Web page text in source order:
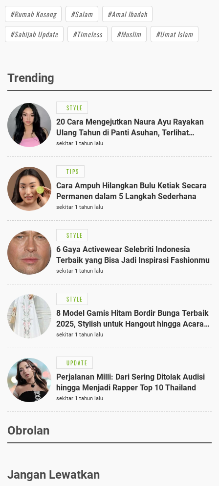
#Rumah Kosong #Salam
#Amal Ibadah
#Sahijab Update
#Timeless #Muslim #Umat Islam
Trending
STYLE
20 Cara Mengejutkan Naura Ayu Rayakan
Ulang Tahun di Panti Asuhan, Terlihat
Anggun dengan Kaftan Cokelat
sekitar 1 tahun lalu
TIPS
Cara Ampuh Hilangkan Bulu Ketiak Secara
Permanen dalam 5 Langkah Sederhana
sekitar 1 tahun lalu
STYLE
6 Gaya Activewear Selebriti Indonesia
Terbaik yang Bisa Jadi Inspirasi Fashionmu
sekitar 1 tahun lalu
STYLE
8 Model Gamis Hitam Bordir Bunga Terbaik
2025, Stylish untuk Hangout hingga Acara
Semi-Formal
sekitar 1 tahun lalu
UPDATE
Perjalanan Milli: Dari Sering Ditolak Audisi
hingga Menjadi Rapper Top 10 Thailand
sekitar 1 tahun lalu
Obrolan
Jangan Lewatkan